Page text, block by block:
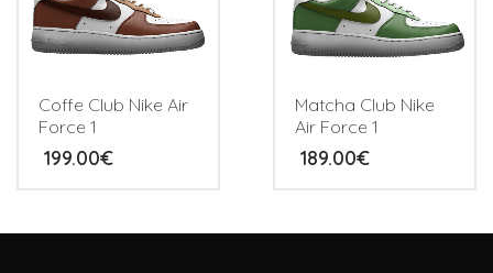
Coffe Club Nike Air
Force 1
199.00€
Matcha Club Nike
Air Force 1
189.00€